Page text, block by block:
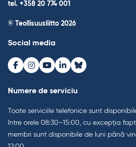
tel. +358 20 774 001
© Teollisuusliitto 2026
Social media
Facebook
Instagram
Youtube
LinkedInBluesky
Numere de serviciu
Toate serviciile telefonice sunt
între orele 08:30–15:00, cu excepția
membri sunt disponibile de luni până